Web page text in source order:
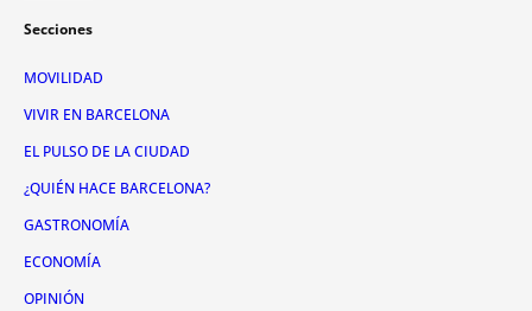
Secciones
MOVILIDAD
VIVIR EN BARCELONA
EL PULSO DE LA CIUDAD
¿QUIÉN HACE BARCELONA?
GASTRONOMÍA
ECONOMÍA
OPINIÓN